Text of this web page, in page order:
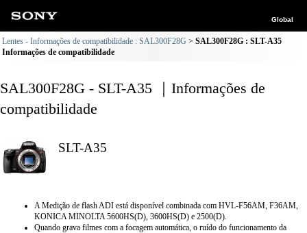
Global
Lentes - Informações de compatibilidade : SAL300F28G
SAL300F28G : SLT-A35
Informações de compatibilidade
SAL300F28G - SLT-A35 ｜Informações de
compatibilidade
SLT-A35
A Medição de flash ADI está disponível combinada com HVL-F56AM, F36AM,
KONICA MINOLTA 5600HS(D), 3600HS(D) e 2500(D).
Quando grava filmes com a focagem automática, o ruído do funcionamento da